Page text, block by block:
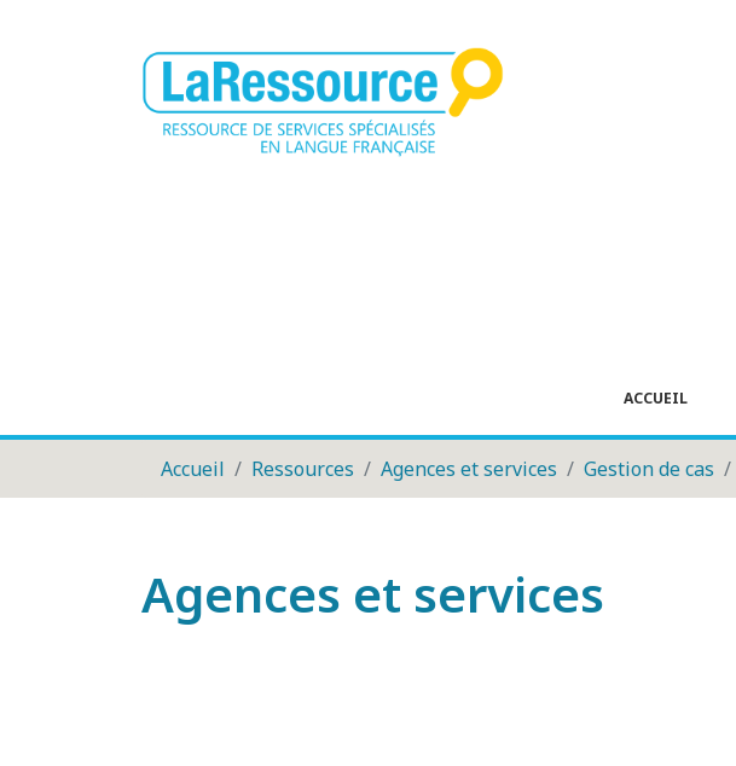
ACCUEIL
Accueil Ressources Agences et services Gestion de cas
Agences et services